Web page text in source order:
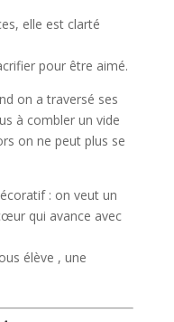
elle est clarté
pour être aimé.
on a traversé ses
à combler un vide
on ne peut plus se
: on veut un
qui avance avec
élève , une